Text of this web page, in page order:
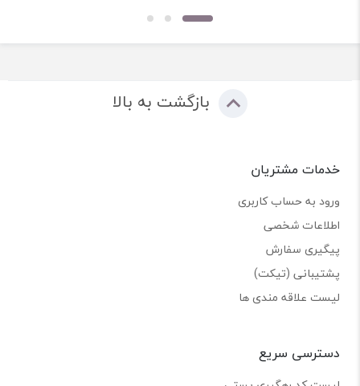
بازگشت به بالا
خدمات مشتریان
ورود به حساب کاربری
اطلاعات شخصی
پیگیری سفارش
پشتیبانی (تیکت)
لیست علاقه مندی ها
دسترسی سریع